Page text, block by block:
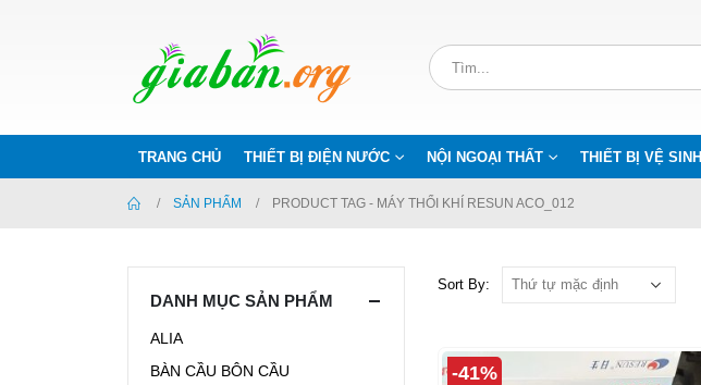
TRANG CHỦ THIẾT BỊ ĐIỆN NƯỚC NỘI NGOẠI THẤT THIẾT BỊ VỆ SINH
SẢN PHẨM PRODUCT TAG - MÁY THỔI KHÍ RESUN ACO_012
Sort By:
-41%
DANH MỤC SẢN PHẨM
ALIA
BÀN CẦU BÔN CẦU